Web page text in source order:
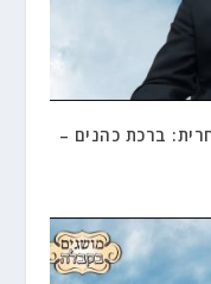
שחרית: ברכת כהנים –